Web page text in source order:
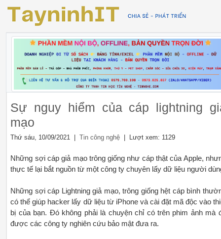
Sự nguy hiểm của cáp lightning
mạo
Thứ sáu, 10/09/2021 |Tin công nghệ | Lượt xem: 1129
Những sợi cáp giả mạo trông giống như cáp thật của Apple,
thực tế lại bắt nguồn từ một công ty chuyên lấy dữ liệu người
Những sợi cáp Lightning giả mạo, trông giống hệt cáp bình
có thể giúp hacker lấy dữ liệu từ iPhone và cài đặt mã độc vào
bị của bạn. Đó không phải là chuyện chỉ có trên phim ảnh mà
được các công ty nghiên cứu bảo mật đưa ra.